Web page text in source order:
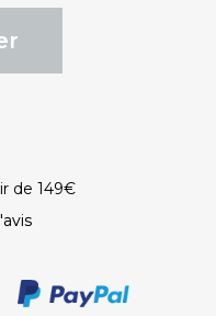
de 149€